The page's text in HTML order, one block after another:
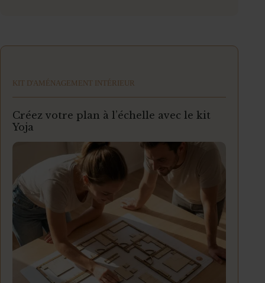
KIT D'AMÉNAGEMENT INTÉRIEUR
Créez votre plan à l’échelle avec le kit
Yoja